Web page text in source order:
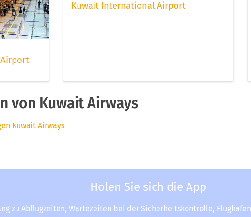
Kuwait International Airport
von Kuwait Airways
Kuwait Airways
Holen Sie sich die App
zu Abflugzeiten, Wartezeiten bei der Sicherheitskontrolle,